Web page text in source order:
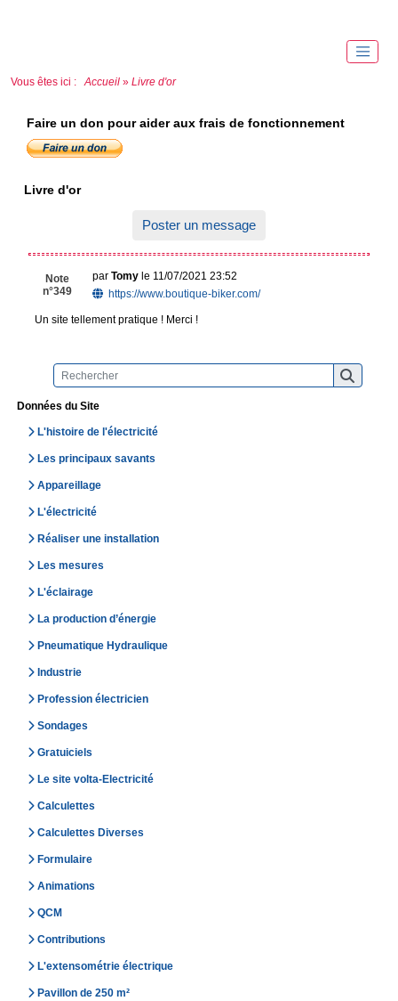
Vous êtes ici : Accueil » Livre d'or
Données du Site
L'histoire de l'électricité
Les principaux savants
Appareillage
L'électricité
Réaliser une installation
Les mesures
L'éclairage
La production d’énergie
Pneumatique Hydraulique
Industrie
Profession électricien
Sondages
Gratuiciels
Le site volta-Electricité
Calculettes
Calculettes Diverses
Formulaire
Animations
QCM
Contributions
L'extensométrie électrique
Pavillon de 250 m²
Faire un don pour aider aux frais de fonctionnement
Livre d'or
Poster un message
Note
n°349
par Tomyle 11/07/2021 23:52
https://www.boutique-biker.com/
Un site tellement pratique ! Merci !